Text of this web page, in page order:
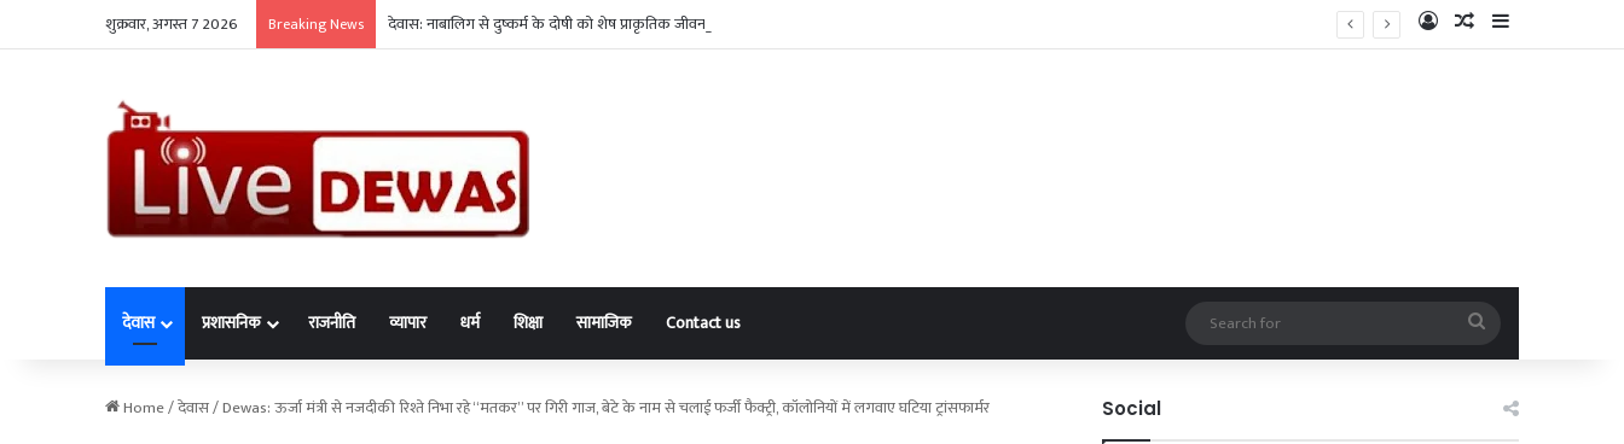
शुक्रवार, अगस्त 7 2026 Breaking News देवास: नाबालिग से दुष्कर्म के दोषी को शेष प्राकृतिक जीवन तक उम्रकैद Log InRandom Article
Sidebar
देवास प्रशासनिक राजनीति व्यापार धर्म शिक्षा सामाजिक Contact us
Search
for
Home/देवास/Dewas: ऊर्जा मंत्री से नजदीकी रिश्ते निभा रहे “मतकर” पर गिरी गाज, बेटे के नाम से चलाई फर्जी फैक्ट्री, कॉलोनियों में लगवाए घटिया ट्रांसफार्मर
Social